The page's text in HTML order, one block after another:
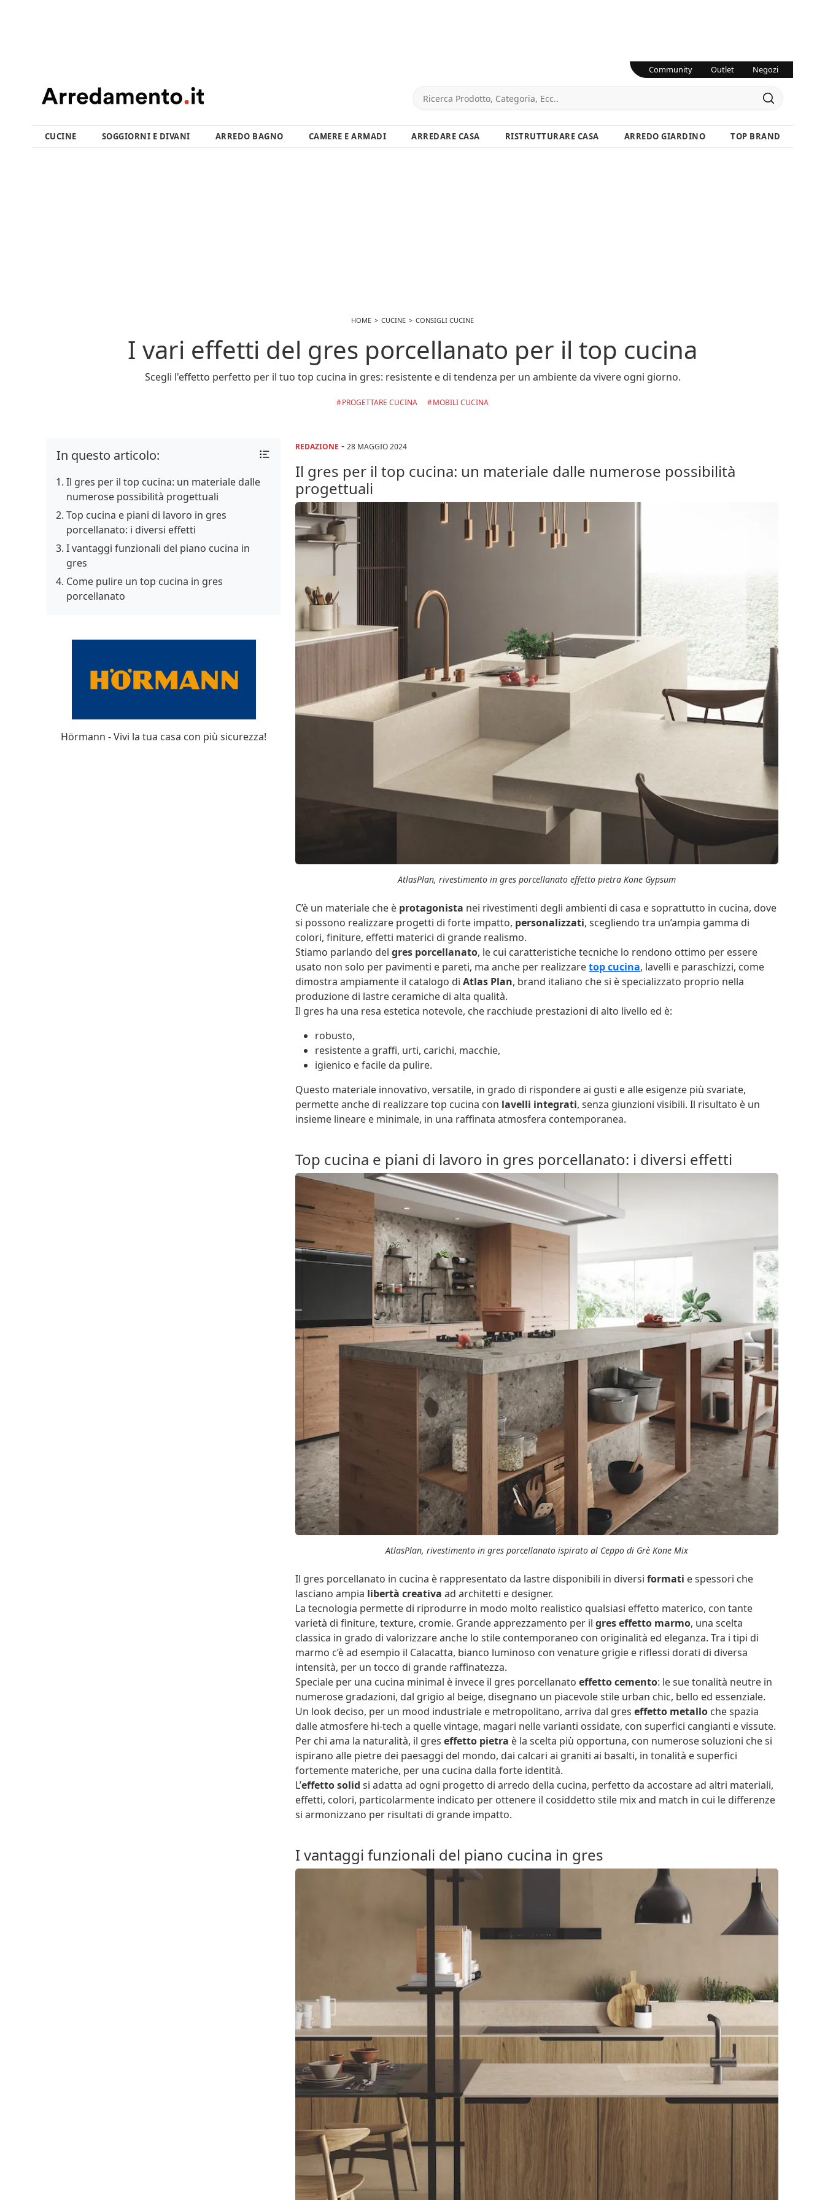
Community Outlet Negozi
CUCINE SOGGIORNI E DIVANI ARREDO BAGNO CAMERE E ARMADI ARREDARE CASA RISTRUTTURARE CASA ARREDO GIARDINO TOP BRAND
HOME CUCINE CONSIGLI CUCINE
I vari effetti del gres porcellanato per il top cucina
Scegli l'effetto perfetto per il tuo top cucina in gres: resistente e di tendenza per un ambiente da vivere ogni giorno.
PROGETTARE CUCINA MOBILI CUCINA
REDAZIONE -28 MAGGIO 2024
Il gres per il top cucina: un materiale dalle numerose possibilità
progettuali
AtlasPlan, rivestimento in gres porcellanato effetto pietra Kone Gypsum
C’è un materiale che è protagonista nei rivestimenti degli ambienti di casa e soprattutto in cucina, dove
si possono realizzare progetti di forte impatto, personalizzati, scegliendo tra un’ampia gamma di
colori, finiture, effetti materici di grande realismo.
Stiamo parlando delgres porcellanato, le cui caratteristiche tecniche lo rendono ottimo per essere
usato non solo per pavimenti e pareti, ma anche per realizzaretop cucina, lavelli e paraschizzi, come
dimostra ampiamente il catalogo diAtlas Plan, brand italiano che si è specializzato proprio nella
produzione di lastre ceramiche di alta qualità.
Il gres ha una resa estetica notevole, che racchiude prestazioni di alto livello ed è:
robusto,
resistente a graffi, urti, carichi, macchie,
igienico e facile da pulire.
Questo materiale innovativo, versatile, in grado di rispondere ai gusti e alle esigenze più svariate,
permette anche di realizzare top cucina con lavelli integrati, senza giunzioni visibili. Il risultato è un
insieme lineare e minimale, in una raffinata atmosfera contemporanea.
Top cucina e piani di lavoro in gres porcellanato: i diversi effetti
AtlasPlan, rivestimento in gres porcellanato ispirato al Ceppo di Grè Kone Mix
Il gres porcellanato in cucina è rappresentato da lastre disponibili in diversiformati e spessori che
lasciano ampia libertà creativaad architetti e designer.
La tecnologia permette di riprodurre in modo molto realistico qualsiasi effetto materico, con tante
varietà di finiture, texture, cromie. Grande apprezzamento per ilgres effetto marmo, una scelta
classica in grado di valorizzare anche lo stile contemporaneo con originalità ed eleganza. Tra i tipi di
marmo c’è ad esempio il Calacatta, bianco luminoso con venature grigie e riflessi dorati di diversa
intensità, per un tocco di grande raffinatezza.
Speciale per una cucina minimal è invece il gres porcellanatoeffetto cemento: le sue tonalità neutre in
numerose gradazioni, dal grigio al beige, disegnano un piacevole stile urban chic, bello ed essenziale.
Un look deciso, per un mood industriale e metropolitano, arriva dal greseffetto metallo che spazia
dalle atmosfere hi-tech a quelle vintage, magari nelle varianti ossidate, con superfici cangianti e vissute.
Per chi ama la naturalità, il greseffetto pietra è la scelta più opportuna, con numerose soluzioni che si
ispirano alle pietre dei paesaggi del mondo, dai calcari ai graniti ai basalti, in tonalità e superfici
fortemente materiche, per una cucina dalla forte identità.
L’effetto solid si adatta ad ogni progetto di arredo della cucina, perfetto da accostare ad altri materiali,
effetti, colori, particolarmente indicato per ottenere il cosiddetto stile mix and match in cui le differenze
si armonizzano per risultati di grande impatto.
I vantaggi funzionali del piano cucina in gres
In questo articolo:
Il gres per il top cucina: un materiale dalle
numerose possibilità progettuali
Top cucina e piani di lavoro in gres
porcellanato: i diversi effetti
I vantaggi funzionali del piano cucina in
gres
Come pulire un top cucina in gres
porcellanato
Hörmann - Vivi la tua casa con più sicurezza!